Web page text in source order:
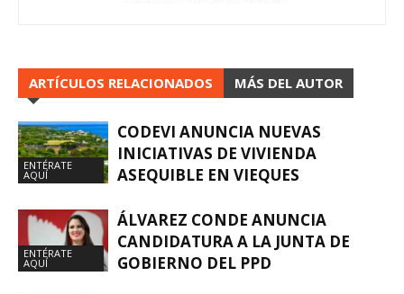
ARTÍCULOS RELACIONADOS MÁS DEL AUTOR
ENTÉRATE
AQUÍ
CODEVI ANUNCIA NUEVAS
INICIATIVAS DE VIVIENDA
ASEQUIBLE EN VIEQUES
ENTÉRATE
AQUÍ
ÁLVAREZ CONDE ANUNCIA
CANDIDATURA A LA JUNTA DE
GOBIERNO DEL PPD